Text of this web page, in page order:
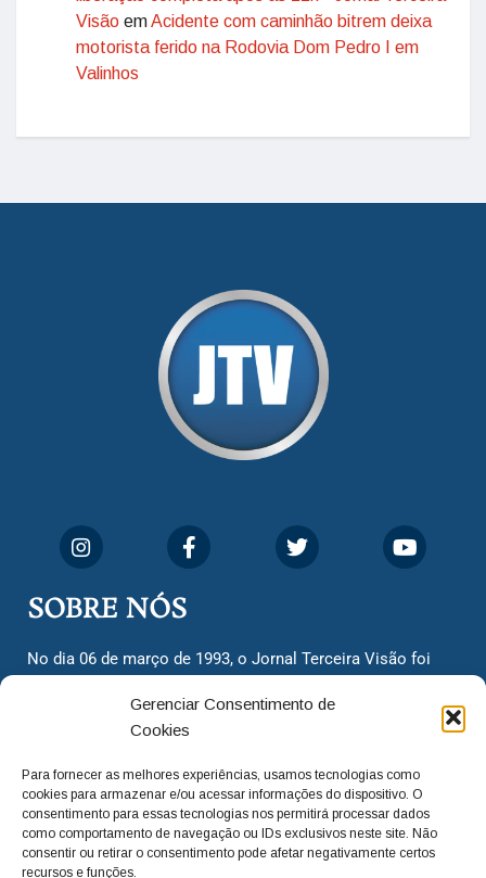
Gerenciar Consentimento de
Cookies
Para fornecer as melhores experiências, usamos tecnologias como
cookies para armazenar e/ou acessar informações do dispositivo. O
consentimento para essas tecnologias nos permitirá processar dados
como comportamento de navegação ou IDs exclusivos neste site. Não
consentir ou retirar o consentimento pode afetar negativamente certos
recursos e funções.
Visão emAcidente com caminhão bitrem deixa
motorista ferido na Rodovia Dom Pedro I em
Valinhos
SOBRE NÓS
No dia 06 de março de 1993, o Jornal Terceira Visão foi
cidadãos valinhenses, já que naquela época só existiam
dois jornais. Há mais de 30 anos, o jornal continua
com o foco de trazer as melhores notícias. Nunca
deixamos de lado as necessidades do cidadão, sempre
questionando os órgãos públicos em busca de melhorias
para a cidade e sempre cobrando resoluções para casos